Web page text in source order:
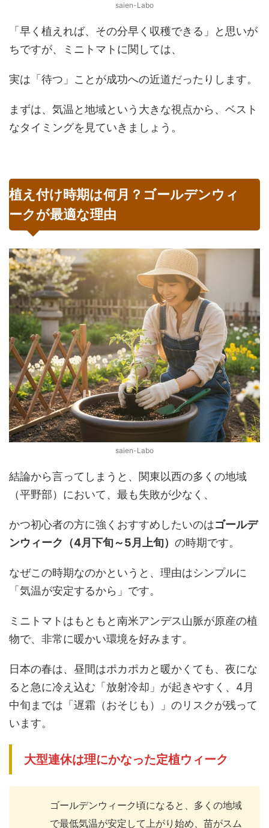
saien-Labo
「早く植えれば、その分早く収穫できる」と思いが
ちですが、ミニトマトに関しては、
実は「待つ」ことが成功への近道だったりします。
まずは、気温と地域という大きな視点から、ベスト
なタイミングを見ていきましょう。
植え付け時期は何月？ゴールデンウィ
ークが最適な理由
saien-Labo
結論から言ってしまうと、関東以西の多くの地域
（平野部）において、最も失敗が少なく、
かつ初心者の方に強くおすすめしたいのはゴールデ
ンウィーク（4月下旬～5月上旬） の時期です。
なぜこの時期なのかというと、理由はシンプルに
「気温が安定するから」です。
ミニトマトはもともと南米アンデス山脈が原産の植
物で、非常に暖かい環境を好みます。
日本の春は、昼間はポカポカと暖かくても、夜にな
ると急に冷え込む「放射冷却」が起きやすく、4月
中旬までは「遅霜（おそじも）」のリスクが残って
います。
大型連休は理にかなった定植ウィーク
ゴールデンウィーク頃になると、多くの地域
で最低気温が安定して上がり始め、苗がスム